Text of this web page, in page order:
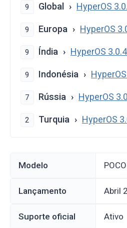
9 Global HyperOS
9 Europa HyperOS
9 Índia HyperOS
9 Indonésia
7 Rússia HyperOS
2 Turquia HyperOS
Modelo
Lançamento abril
Suporte oficial Ativo